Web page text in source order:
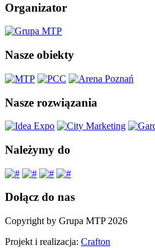
Organizator
Nasze obiekty
Nasze rozwiązania
Należymy do
Dołącz do nas
Copyright by Grupa MTP 2026
Projekt i realizacja: Crafton